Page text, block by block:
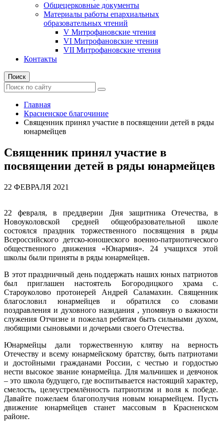
Общецерковные документы
Материалы работы епархиальных
образовательных чтений
V Митрофановские чтения
VI Митрофановские чтения
VII Митрофановские чтения
Контакты
Поиск
Главная
Красненское благочиние
Священник принял участие в посвящении детей в ряды
юнармейцев
Священник принял участие в
посвящении детей в ряды юнармейцев
22 ФЕВРАЛЯ 2021
22 февраля, в преддверии Дня защитника Отечества, в
Новоуколовской средней общеобразовательной школе
состоялся праздник торжественного посвящения в ряды
Всероссийского детско-юношеского военно-патриотического
общественного движения «Юнармия». 24 учащихся этой
школы были приняты в ряды юнармейцев.
В этот праздничный день поддержать наших юных патриотов
был приглашен настоятель Богородицкого храма с.
Староуколово протоиерей Андрей Саламахин. Священник
благословил юнармейцев и обратился со словами
поздравления и духовного назидания , упомянув о важности
служения Отчизне и пожелал ребятам быть сильными духом,
любящими сыновьями и дочерьми своего Отечества.
Юнармейцы дали торжественную клятву на верность
Отечеству и всему юнармейскому братству, быть патриотами
и достойными гражданами России, с честью и гордостью
нести высокое звание юнармейца. Для мальчишек и девчонок
– это школа будущего, где воспитывается настоящий характер,
смелость, целеустремлённость патриотизм и воля к победе.
Давайте пожелаем благополучия новым юнармейцем. Пусть
движение юнармейцев станет массовым в Красненском
районе.